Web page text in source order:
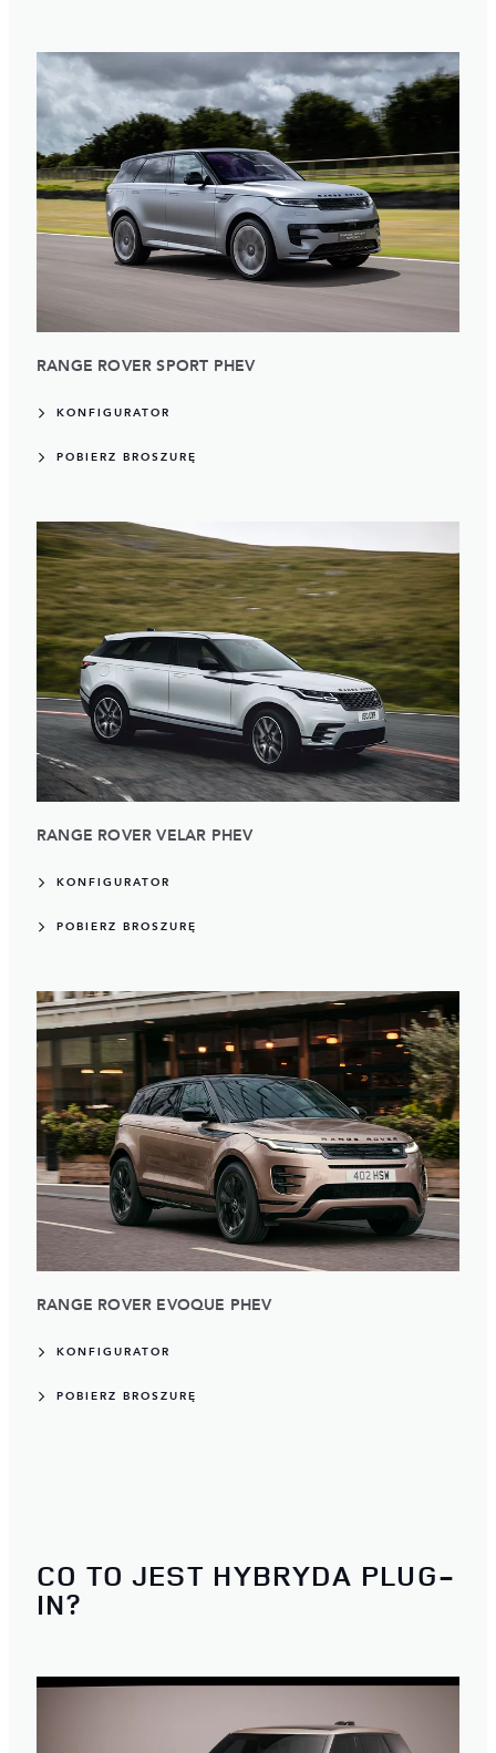
RANGE ROVER SPORT PHEV
KONFIGURATOR
POBIERZ BROSZURĘ
RANGE ROVER VELAR PHEV
KONFIGURATOR
POBIERZ BROSZURĘ
RANGE ROVER EVOQUE PHEV
KONFIGURATOR
POBIERZ BROSZURĘ
CO TO JEST HYBRYDA PLUG-
IN?